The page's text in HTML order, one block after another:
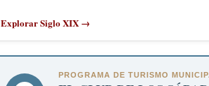
Explorar Siglo XIX →
PROGRAMA DE TURISMO